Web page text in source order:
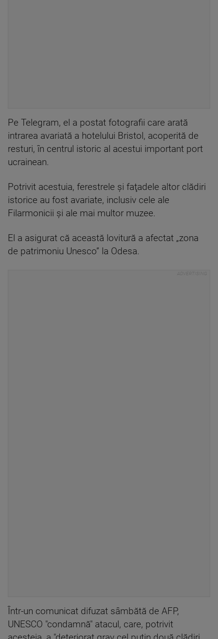
Pe Telegram, el a postat fotografii care arată
intrarea avariată a hotelului Bristol, acoperită de
resturi, în centrul istoric al acestui important port
ucrainean.
Potrivit acestuia, ferestrele şi faţadele altor clădiri
istorice au fost avariate, inclusiv cele ale
Filarmonicii şi ale mai multor muzee.
El a asigurat că această lovitură a afectat „zona
de patrimoniu Unesco” la Odesa.
Într-un comunicat difuzat sâmbătă de AFP,
UNESCO "condamnă" atacul, care, potrivit